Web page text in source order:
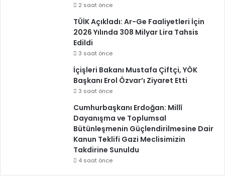
2 saat önce
TÜİK Açıkladı: Ar-Ge Faaliyetleri İçin
2026 Yılında 308 Milyar Lira Tahsis
Edildi
3 saat önce
İçişleri Bakanı Mustafa Çiftçi, YÖK
Başkanı Erol Özvar’ı Ziyaret Etti
3 saat önce
Cumhurbaşkanı Erdoğan: Millî
Dayanışma ve Toplumsal
Bütünleşmenin Güçlendirilmesine Dair
Kanun Teklifi Gazi Meclisimizin
Takdirine Sunuldu
4 saat önce